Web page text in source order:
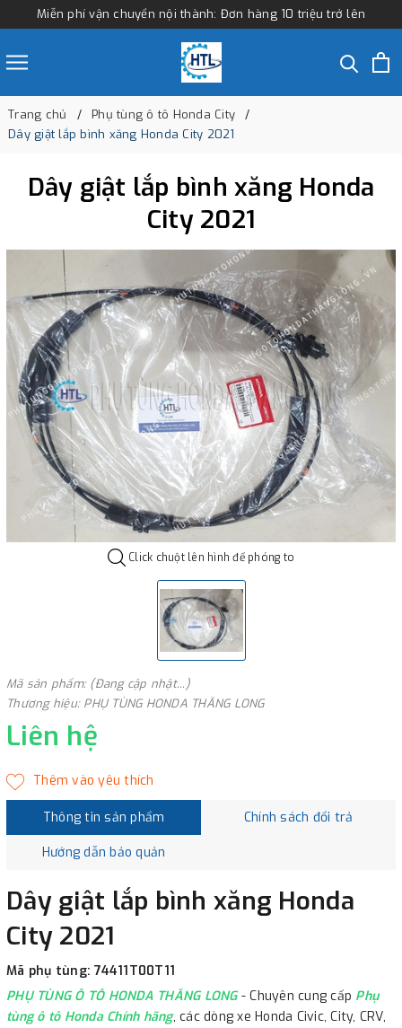
Miễn phí vận chuyển nội thành: Đơn hàng 10 triệu trở lên
Trang chủ
Phụ tùng ô tô Honda City
Dây giật lắp bình xăng Honda City 2021
Dây giật lắp bình xăng Honda
City 2021
Click chuột lên hình để phóng to
Mã sản phẩm: (Đang cập nhật...)
Thương hiệu: PHỤ TÙNG HONDA THĂNG LONG
Liên hệ
Thông tin sản phẩm Chính sách đổi trả
Hướng dẫn bảo quản
Dây giật lắp bình xăng Honda
City 2021
Mã phụ tùng: 74411T00T11
PHỤ TÙNG Ô TÔ HONDA THĂNG LONG- Chuyên cung cấp Phụ
tùng ô tô Honda Chính hãng, các dòng xe Honda Civic, City, CRV,